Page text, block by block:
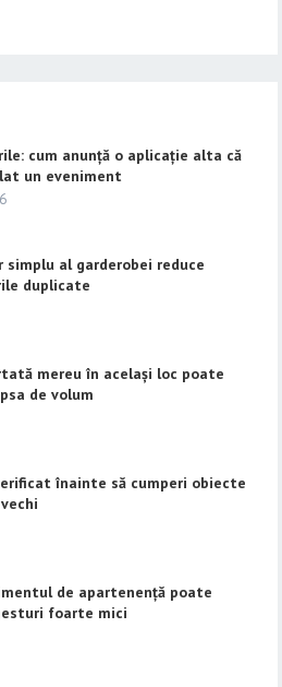
cum anunță o aplicație alta că
un eveniment
simplu al garderobei reduce
duplicate
mereu în același loc poate
de volum
înainte să cumperi obiecte
de apartenență poate
foarte mici